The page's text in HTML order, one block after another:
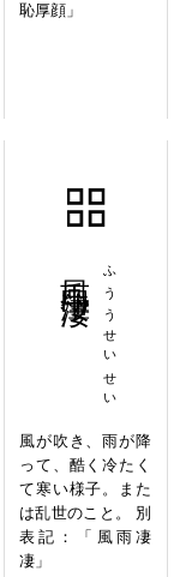
恥厚顔」
ふううせいせい
風が吹き、雨が降
って、酷く冷たく
て寒い様子。また
は乱世のこと。 別
表記：「風雨凄
凄」